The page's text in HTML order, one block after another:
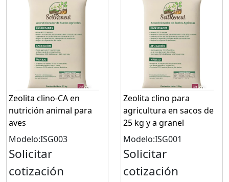
Zeolita clino-CA en
nutrición animal para
aves
Modelo:ISG003
Solicitar
cotización
Zeolita clino para
agricultura en sacos de
25 kg y a granel
Modelo:ISG001
Solicitar
cotización